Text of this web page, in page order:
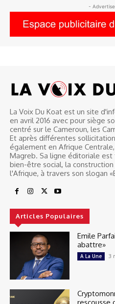
-
La Voix Du Koat est un site
en avril 2016 avec pour siège
centré sur le Cameroun, les
Et après différentes
également en Afrique
Magreb. Sa ligne éditoriale est
bien-être social, la
l'Afrique, à travers son slogan
Articles Populaires
Emile
abattre»
A La Une 3
rescousse